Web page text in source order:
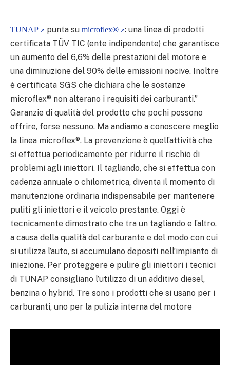
TUNAP punta su microflex®
: una linea di prodotti
certificata TÜV TIC (ente indipendente) che garantisce
un aumento del 6,6% delle prestazioni del motore e
una diminuzione del 90% delle emissioni nocive. Inoltre
è certificata SGS che dichiara che le sostanze
microflex® non alterano i requisiti dei carburanti.”
Garanzie di qualità del prodotto che pochi possono
offrire, forse nessuno. Ma andiamo a conoscere meglio
la linea microflex®. La prevenzione è quell’attività che
si effettua periodicamente per ridurre il rischio di
problemi agli iniettori. Il tagliando, che si effettua con
cadenza annuale o chilometrica, diventa il momento di
manutenzione ordinaria indispensabile per mantenere
puliti gli iniettori e il veicolo prestante. Oggi è
tecnicamente dimostrato che tra un tagliando e l’altro,
a causa della qualità del carburante e del modo con cui
si utilizza l’auto, si accumulano depositi nell’impianto di
iniezione. Per proteggere e pulire gli iniettori i tecnici
di TUNAP consigliano l’utilizzo di un additivo diesel,
benzina o hybrid. Tre sono i prodotti che si usano per i
carburanti, uno per la pulizia interna del motore